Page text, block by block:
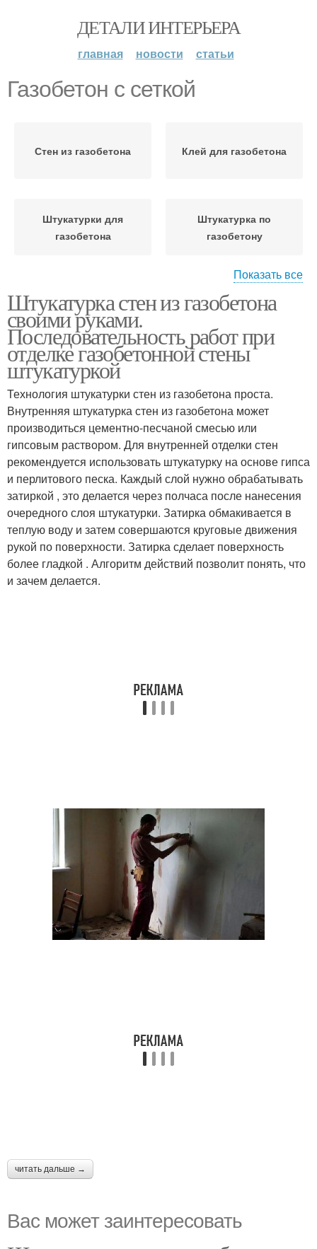
ДЕТАЛИ ИНТЕРЬЕРА
главная новости статьи
Газобетон с сеткой
Стен из газобетона Клей для газобетона
Штукатурки для
газобетона
Штукатурка по
газобетону
газобетона
Штукатурки по
газобетону
Показать все
Штукатурка стен из газобетона
своими руками.
Последовательность работ при
отделке газобетонной стены
штукатуркой
Технология штукатурки стен из газобетона проста.
Внутренняя штукатурка стен из газобетона может
производиться цементно-песчаной смесью или
гипсовым раствором. Для внутренней отделки стен
рекомендуется использовать штукатурку на основе гипса
и перлитового песка. Каждый слой нужно обрабатывать
затиркой , это делается через полчаса после нанесения
очередного слоя штукатурки. Затирка обмакивается в
теплую воду и затем совершаются круговые движения
рукой по поверхности. Затирка сделает поверхность
более гладкой . Алгоритм действий позволит понять, что
и зачем делается.
читать дальше →
Вас может заинтересовать